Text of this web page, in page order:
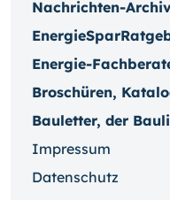
Nachrichten-
Energie-
Broschüren,
Bauletter, der
Impressum
Datenschutz